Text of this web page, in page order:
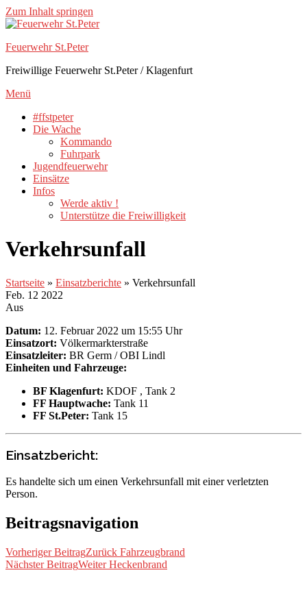
Zum Inhalt springen
Feuerwehr St.Peter
Freiwillige Feuerwehr St.Peter / Klagenfurt
Menü
#ffstpeter
Die Wache
Kommando
Fuhrpark
Jugendfeuerwehr
Einsätze
Infos
Werde aktiv !
Unterstütze die Freiwilligkeit
Verkehrsunfall
Startseite » Einsatzberichte » Verkehrsunfall
Feb. 12 2022
Aus
Datum: 12. Februar 2022 um 15:55 Uhr
Einsatzort: Völkermarkterstraße
Einsatzleiter: BR Germ / OBI Lindl
Einheiten und Fahrzeuge:
BF Klagenfurt: KDOF , Tank 2
FF Hauptwache: Tank 11
FF St.Peter: Tank 15
Einsatzbericht:
Es handelte sich um einen Verkehrsunfall mit einer verletzten
Person.
Beitragsnavigation
Vorheriger BeitragZurück Fahrzeugbrand
Nächster BeitragWeiter Heckenbrand